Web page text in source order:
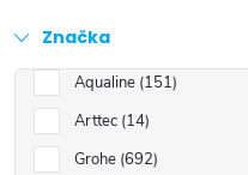
Značka
Aqualine 151
Arttec 14
Grohe 692